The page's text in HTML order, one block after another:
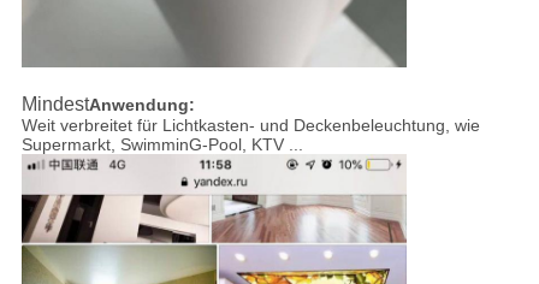
MindestAnwendung:
Weit verbreitet für Lichtkasten- und Deckenbeleuchtung, wie
Supermarkt, SwimminG-Pool, KTV ...